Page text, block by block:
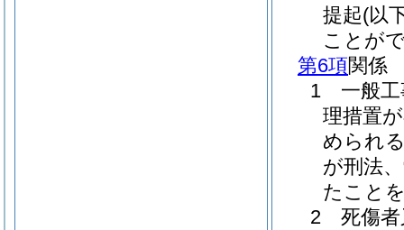
提起(以
ことが
第6項関係
1 一般工
理措置
められ
が刑法
たこと
2 死傷者